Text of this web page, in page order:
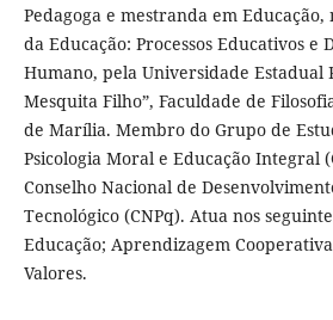
Pedagoga e mestranda em
da Educação: Processos Educativos e
Humano, pela Universidade Estadual
Mesquita Filho”, Faculdade de
de Marília. Membro do Grupo de
Psicologia Moral e Educação Integral
Conselho Nacional de
Tecnológico (CNPq). Atua nos
Educação; Aprendizagem
Valores.